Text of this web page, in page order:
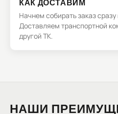
КАК ДОСТАВИМ
Начнем собирать заказ
Доставляем транспортной
другой ТК.
НАШИ